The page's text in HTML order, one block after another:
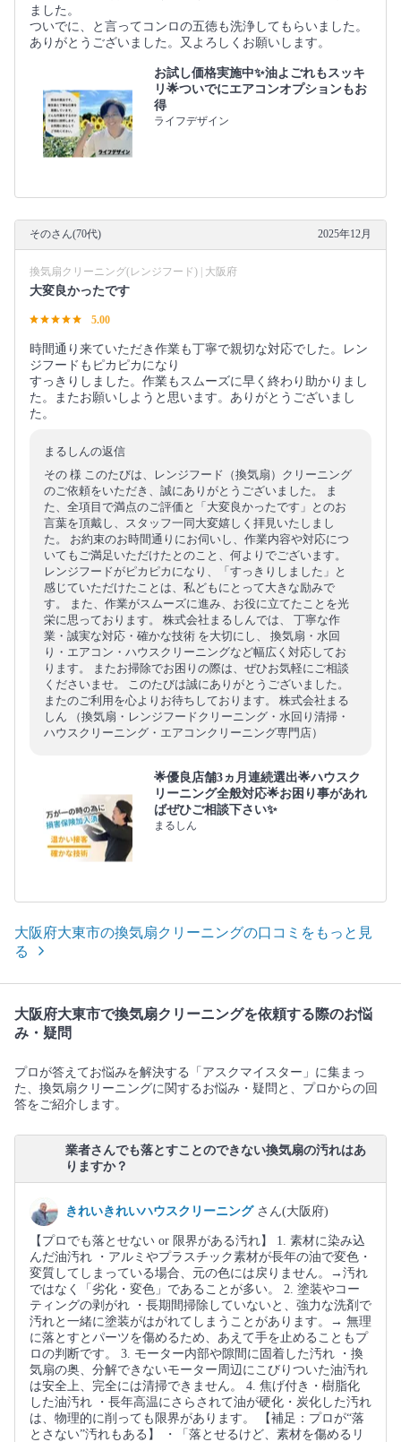
ました。
ついでに、と言ってコンロの五徳も洗浄してもらいました。
ありがとうございました。又よろしくお願いします。
お試し価格実施中✨油よごれもスッキ
リ🌟ついでにエアコンオプションもお
得
ライフデザイン
そのさん(70代) 2025年12月
換気扇クリーニング(レンジフード) | 大阪府
大変良かったです
5.00
時間通り来ていただき作業も丁寧で親切な対応でした。レン
ジフードもピカピカになり
すっきりしました。作業もスムーズに早く終わり助かりまし
た。またお願いしようと思います。ありがとうございまし
た。
まるしんの返信
その 様 このたびは、レンジフード（換気扇）クリーニング
のご依頼をいただき、誠にありがとうございました。 ま
た、全項目で満点のご評価と「大変良かったです」とのお
言葉を頂戴し、スタッフ一同大変嬉しく拝見いたしまし
た。 お約束のお時間通りにお伺いし、作業内容や対応につ
いてもご満足いただけたとのこと、何よりでございます。
レンジフードがピカピカになり、「すっきりしました」と
感じていただけたことは、私どもにとって大きな励みで
す。 また、作業がスムーズに進み、お役に立てたことを光
栄に思っております。 株式会社まるしんでは、 丁寧な作
業・誠実な対応・確かな技術 を大切にし、 換気扇・水回
り・エアコン・ハウスクリーニングなど幅広く対応してお
ります。 またお掃除でお困りの際は、ぜひお気軽にご相談
くださいませ。 このたびは誠にありがとうございました。
またのご利用を心よりお待ちしております。 株式会社まる
しん （換気扇・レンジフードクリーニング・水回り清掃・
ハウスクリーニング・エアコンクリーニング専門店）
🌟優良店舗3ヵ月連続選出🌟ハウスク
リーニング全般対応🌟お困り事があれ
ばぜひご相談下さい✨
まるしん
大阪府大東市の換気扇クリーニングの口コミをもっと見
る
大阪府大東市で換気扇クリーニングを依頼する際のお悩
み・疑問
プロが答えてお悩みを解決する「アスクマイスター」に集まっ
た、換気扇クリーニングに関するお悩み・疑問と、プロからの回
答をご紹介します。
業者さんでも落とすことのできない換気扇の汚れはあ
りますか？
きれいきれいハウスクリーニング さん(大阪府)
【プロでも落とせない or 限界がある汚れ】 1. 素材に染み込
んだ油汚れ ・アルミやプラスチック素材が長年の油で変色・
変質してしまっている場合、元の色には戻りません。→汚れ
ではなく「劣化・変色」であることが多い。 2. 塗装やコー
ティングの剥がれ ・長期間掃除していないと、強力な洗剤で
汚れと一緒に塗装がはがれてしまうことがあります。→ 無理
に落とすとパーツを傷めるため、あえて手を止めることもプ
ロの判断です。 3. モーター内部や隙間に固着した汚れ ・換
気扇の奥、分解できないモーター周辺にこびりついた油汚れ
は安全上、完全には清掃できません。 4. 焦げ付き・樹脂化
した油汚れ ・長年高温にさらされて油が硬化・炭化した汚れ
は、物理的に削っても限界があります。 【補足：プロが“落
とさない”汚れもある】 ・「落とせるけど、素材を傷めるリ